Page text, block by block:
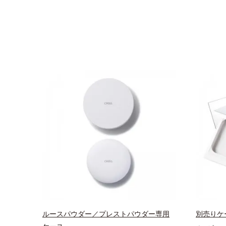
ルースパウダー／プレストパウダー専用
別売りケ